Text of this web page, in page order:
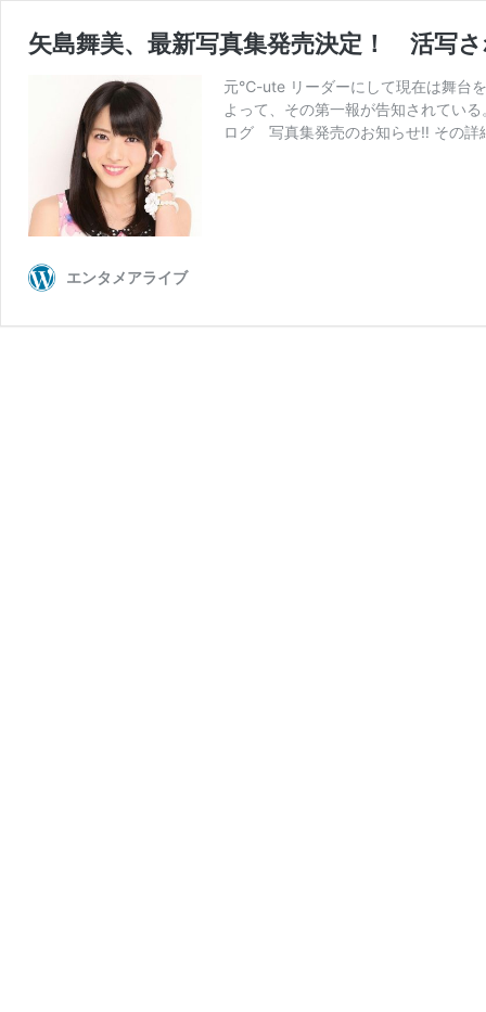
矢島舞美、最新写真集発売決定！ 活写
元℃-ute リーダーにして現在は舞台
よって、その第一報が告知されてい
ログ 写真集発売のお知らせ‼︎ その
エンタメアライブ